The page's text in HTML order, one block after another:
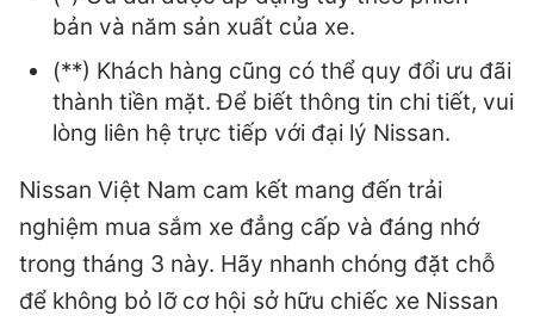
bản và năm sản xuất của xe.
(**) Khách hàng cũng có thể quy đổi ưu đãi
thành tiền mặt. Để biết thông tin chi tiết, vui
lòng liên hệ trực tiếp với đại lý Nissan.
Nissan Việt Nam cam kết mang đến trải
nghiệm mua sắm xe đẳng cấp và đáng nhớ
trong tháng 3 này. Hãy nhanh chóng đặt chỗ
để không bỏ lỡ cơ hội sở hữu chiếc xe Nissan